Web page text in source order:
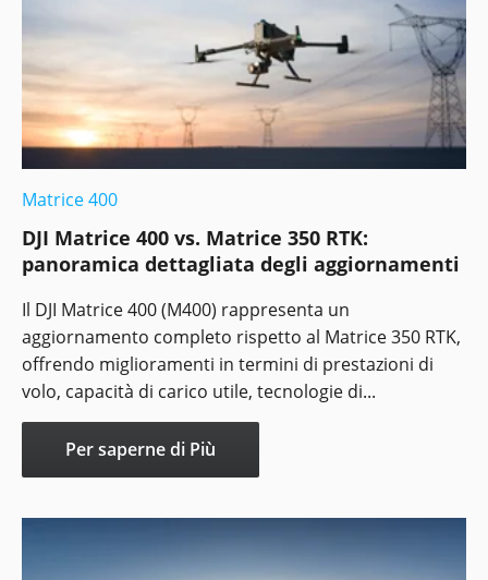
Matrice 400
DJI Matrice 400 vs. Matrice 350 RTK:
panoramica dettagliata degli aggiornamenti
Il DJI Matrice 400 (M400) rappresenta un
aggiornamento completo rispetto al Matrice 350 RTK,
offrendo miglioramenti in termini di prestazioni di
volo, capacità di carico utile, tecnologie di...
Per saperne di Più